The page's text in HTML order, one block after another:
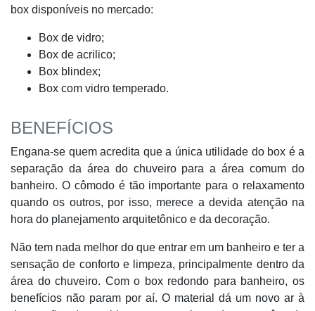
box disponíveis no mercado:
Box de vidro;
Box de acrilico;
Box blindex;
Box com vidro temperado.
BENEFÍCIOS
Engana-se quem acredita que a única utilidade do box é a
separação da área do chuveiro para a área comum do
banheiro. O cômodo é tão importante para o relaxamento
quando os outros, por isso, merece a devida atenção na
hora do planejamento arquitetônico e da decoração.
Não tem nada melhor do que entrar em um banheiro e ter a
sensação de conforto e limpeza, principalmente dentro da
área do chuveiro. Com o box redondo para banheiro, os
benefícios não param por aí. O material dá um novo ar à